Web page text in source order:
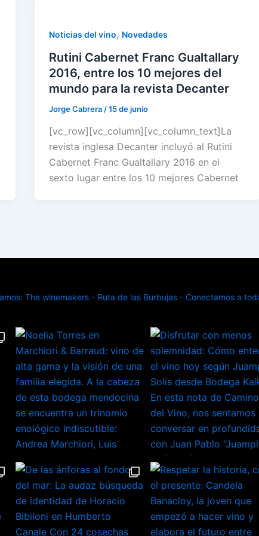
Noticias del vino, Novedades
Rutini Cabernet Franc Gualtallary
2016, entre los 10 mejores del
mundo para la revista Decanter
Jorge Cabrera /15 de junio
[vc_row][vc_column][vc_column_text]La
revista inglesa Decanter incluyó al Rutini
Cabernet Franc Gualtallary 2016 en el
sexto lugar entre los 10 mejores Cabernet
The winemakers - Ruta de las Burbujas - Conectamos a